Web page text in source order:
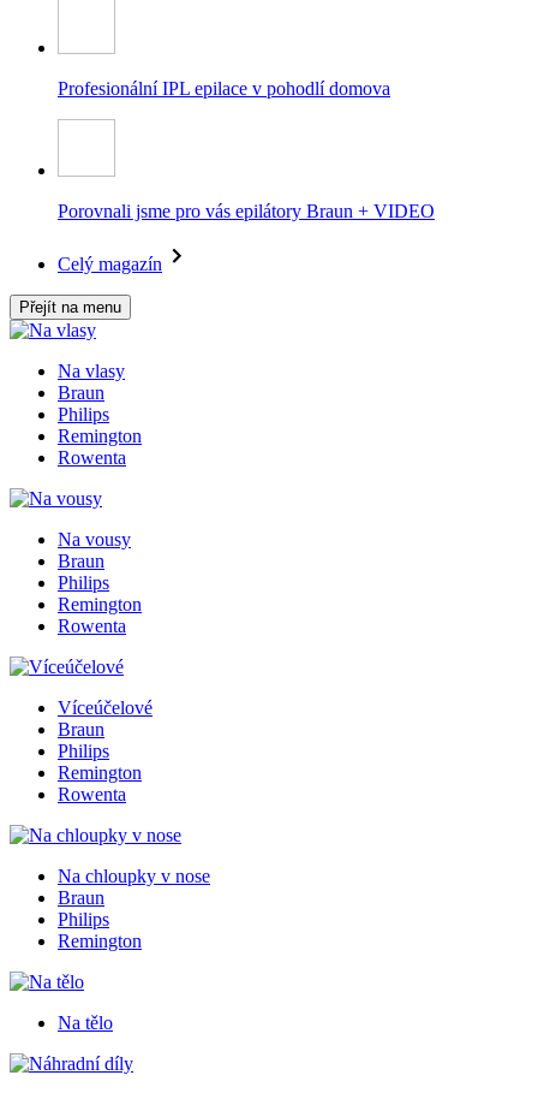
Profesionální IPL epilace v pohodlí domova
Porovnali jsme pro vás epilátory Braun + VIDEO
Celý magazín
Přejít na menu
Na vlasy
Braun
Philips
Remington
Rowenta
Na vousy
Braun
Philips
Remington
Rowenta
Víceúčelové
Braun
Philips
Remington
Rowenta
Na chloupky v nose
Braun
Philips
Remington
Na tělo